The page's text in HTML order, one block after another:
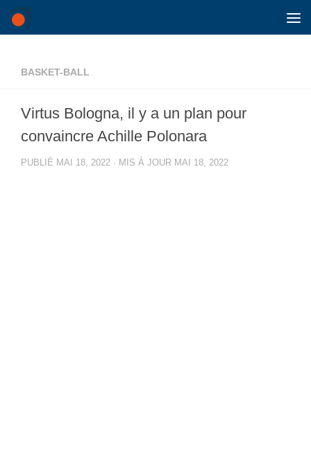
Skip to content
BASKET-BALL
Virtus Bologna, il y a un plan pour
convaincre Achille Polonara
PUBLIÉ MAI 18, 2022 · MIS À JOUR MAI 18, 2022